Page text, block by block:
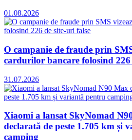
01.08.2026
O campanie de fraude prin
cardurilor bancare folosind 226
31.07.2026
Xiaomi a lansat SkyNomad
declarată de peste 1.705 km și
camping